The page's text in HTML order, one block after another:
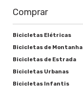
Comprar
Bicicletas Elétricas
Bicicletas de Montanha
Bicicletas de Estrada
Bicicletas Urbanas
Bicicletas Infantis